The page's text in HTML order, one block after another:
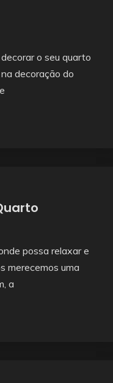
o seu quarto
decoração do
possa relaxar e
merecemos uma
a